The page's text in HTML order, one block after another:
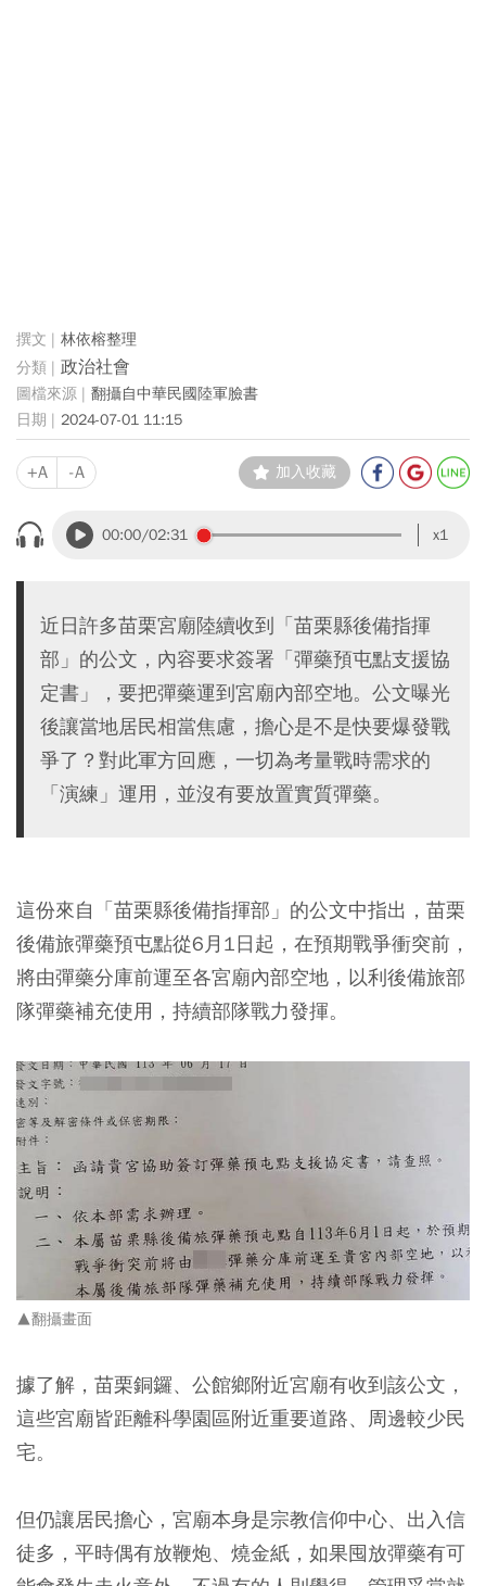
林依榕整理
政治社會
翻攝自中華民國陸軍臉書
2024-07-01 11:15
+A -A 加入收藏
00:00/02:31 x1
近日許多苗栗宮廟陸續收到「苗栗縣後備指揮
部」的公文，內容要求簽署「彈藥預屯點支援協
定書」，要把彈藥運到宮廟內部空地。公文曝光
後讓當地居民相當焦慮，擔心是不是快要爆發戰
爭了？對此軍方回應，一切為考量戰時需求的
「演練」運用，並沒有要放置實質彈藥。
這份來自「苗栗縣後備指揮部」的公文中指出，苗栗
後備旅彈藥預屯點從6月1日起，在預期戰爭衝突前，
將由彈藥分庫前運至各宮廟內部空地，以利後備旅部
隊彈藥補充使用，持續部隊戰力發揮。
▲翻攝畫面
據了解，苗栗銅鑼、公館鄉附近宮廟有收到該公文，
這些宮廟皆距離科學園區附近重要道路、周邊較少民
宅。
但仍讓居民擔心，宮廟本身是宗教信仰中心、出入信
徒多，平時偶有放鞭炮、燒金紙，如果囤放彈藥有可